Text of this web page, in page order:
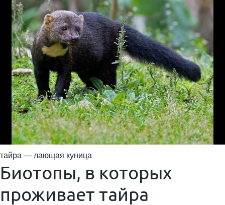
тайра — лающая куница
Биотопы, в которых
проживает тайра